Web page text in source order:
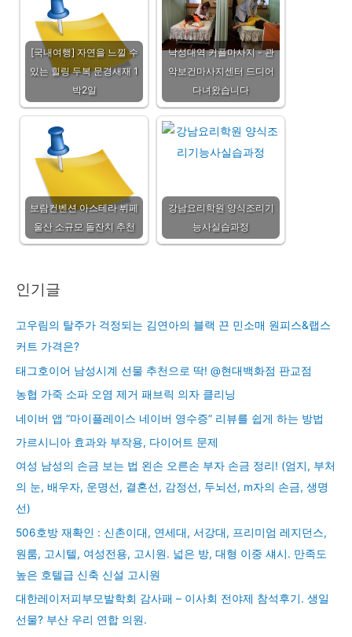
[국내여행] 자연을 느낄 수
있는 힐링 두복 문경새재 1
박2일
낙성대역 커플마사지 - 관
악보건마사지센터 드디어
다녀왔습니다
보람컨벤션 아스테라 뷔페
울산 소규모 돌잔치 추천
강남요리학원 양식조리기
능사실습과정
인기글
고우림의 탈주가 걱정되는 김연아의 블랙 끈 민소매 원피스&랩스
커트 가격은?
태그호이어 남성시계 선물 추천으로 딱! @현대백화점 판교점
농협 가죽 소파 오염 제거 패브릭 의자 클리닝
네이버 앱 “마이플레이스 네이버 영수증” 리뷰를 쉽게 하는 방법
가르시니아 효과와 부작용, 다이어트 문제
여성 남성의 손금 보는 법 왼손 오른손 부자 손금 정리! (엄지, 부처
의 눈, 배우자, 운명선, 결혼선, 감정선, 두뇌선, m자의 손금, 생명
선)
506호방 재확인 : 신촌이대, 연세대, 서강대, 프리미엄 레지던스,
원룸, 고시텔, 여성전용, 고시원. 넓은 방, 대형 이중 섀시. 만족도
높은 호텔급 신축 신설 고시원
대한레이저피부모발학회 감사패 – 이사회 전야제 참석후기. 생일
선물? 부산 우리 연합 의원.